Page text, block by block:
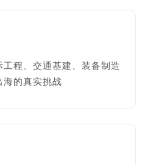
程、交通基建、装备制造
海的真实挑战